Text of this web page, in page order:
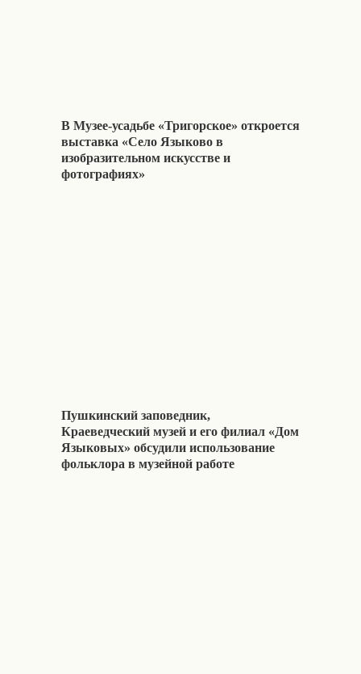
В Музее-усадьбе «Тригорское» откроется
выставка «Село Языково в
изобразительном искусстве и
фотографиях»
Пушкинский заповедник,
Краеведческий музей и его филиал «Дом
Языковых» обсудили использование
фольклора в музейной работе